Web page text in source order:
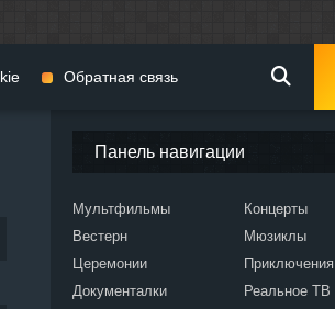
Панель навигации
Мультфильмы
Вестерн
Церемонии
Документалки
Концерты
Мюзиклы
Приключения
Реальное ТВ
Обратная связь